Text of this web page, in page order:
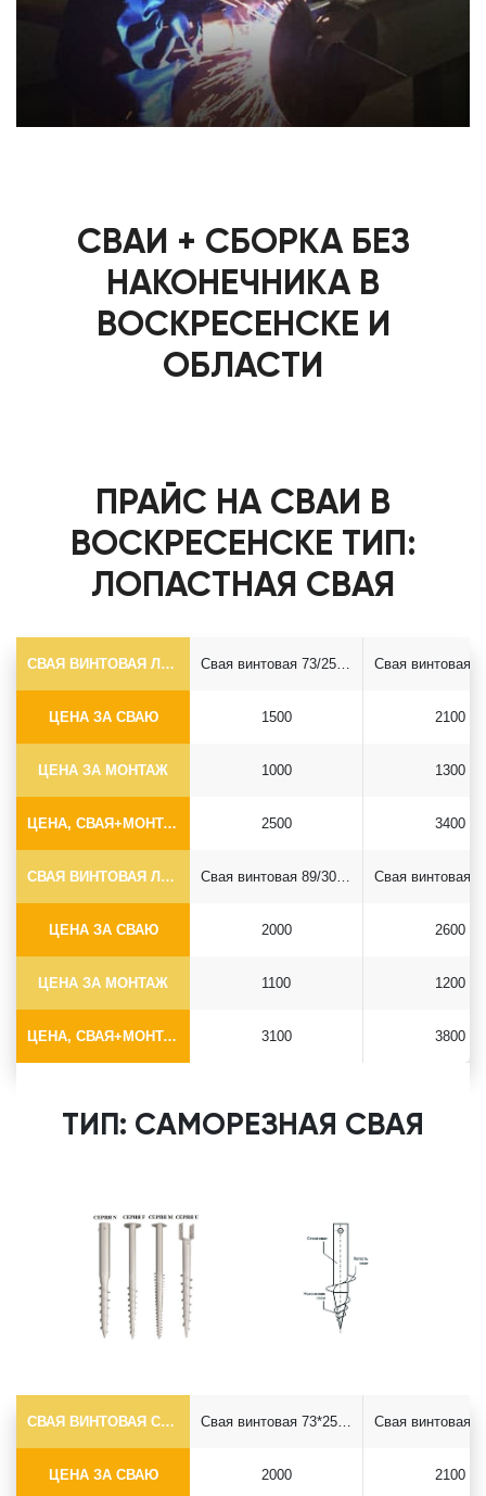
СВАИ + СБОРКА БЕЗ
НАКОНЕЧНИКА В
ВОСКРЕСЕНСКЕ И
ОБЛАСТИ
ПРАЙС НА СВАИ В
ВОСКРЕСЕНСКЕ ТИП:
ЛОПАСТНАЯ СВАЯ
СВАЯ ВИНТОВАЯ ЛОПАСТНАЯ Ф73*5.5
ЦЕНА ЗА СВАЮ
ЦЕНА ЗА МОНТАЖ
ЦЕНА, СВАЯ+МОНТАЖ (БЕЗ ОГОЛОВКА)
1500
1000
2500
2100
1300
3400
СВАЯ ВИНТОВАЯ ЛОПАСТНАЯ Ф89*6.5
ЦЕНА ЗА СВАЮ
ЦЕНА ЗА МОНТАЖ
ЦЕНА, СВАЯ+МОНТАЖ (БЕЗ ОГОЛОВКА)
2000
1100
3100
2600
1200
3800
ТИП: САМОРЕЗНАЯ СВАЯ
СВАЯ ВИНТОВАЯ САМОРЕЗ Ф73*5.5
ЦЕНА ЗА СВАЮ 2000 2100